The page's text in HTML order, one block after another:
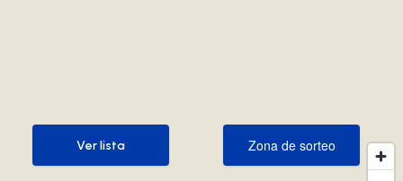
Zona de sorteo
Zona de sorteo
Ver lista
Ver lista